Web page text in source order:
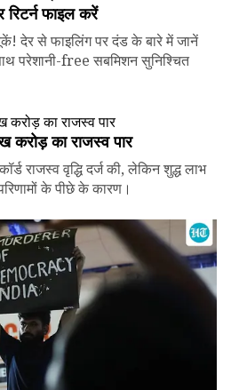
फाइल करें
देर से फाइलिंग पर दंड के बारे में जानें
परेशानी-free सबमिशन सुनिश्चित
करोड़ का राजस्व पार
राजस्व वृद्धि दर्ज की, लेकिन शुद्ध लाभ
के पीछे के कारण।